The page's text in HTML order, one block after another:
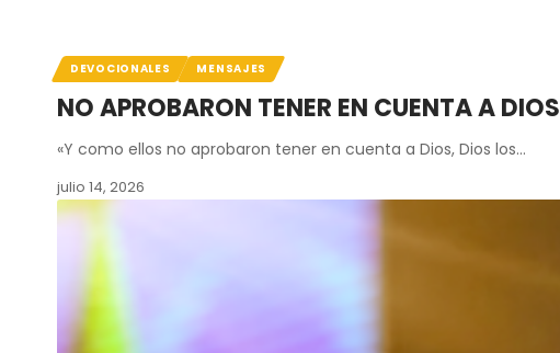
DEVOCIONALES MENSAJES
NO APROBARON TENER EN CUENTA A DIOS
«Y como ellos no aprobaron tener en cuenta a Dios, Dios los…
julio 14, 2026